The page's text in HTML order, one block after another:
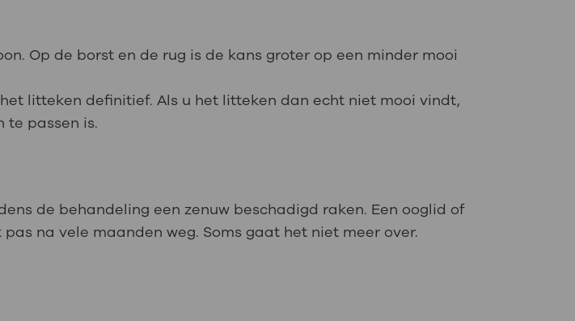
Op de borst en de rug is de kans groter op een minder mooi
litteken definitief. Als u het litteken dan echt niet mooi vindt,
te passen is.
de behandeling een zenuw beschadigd raken. Een ooglid of
na vele maanden weg. Soms gaat het niet meer over.